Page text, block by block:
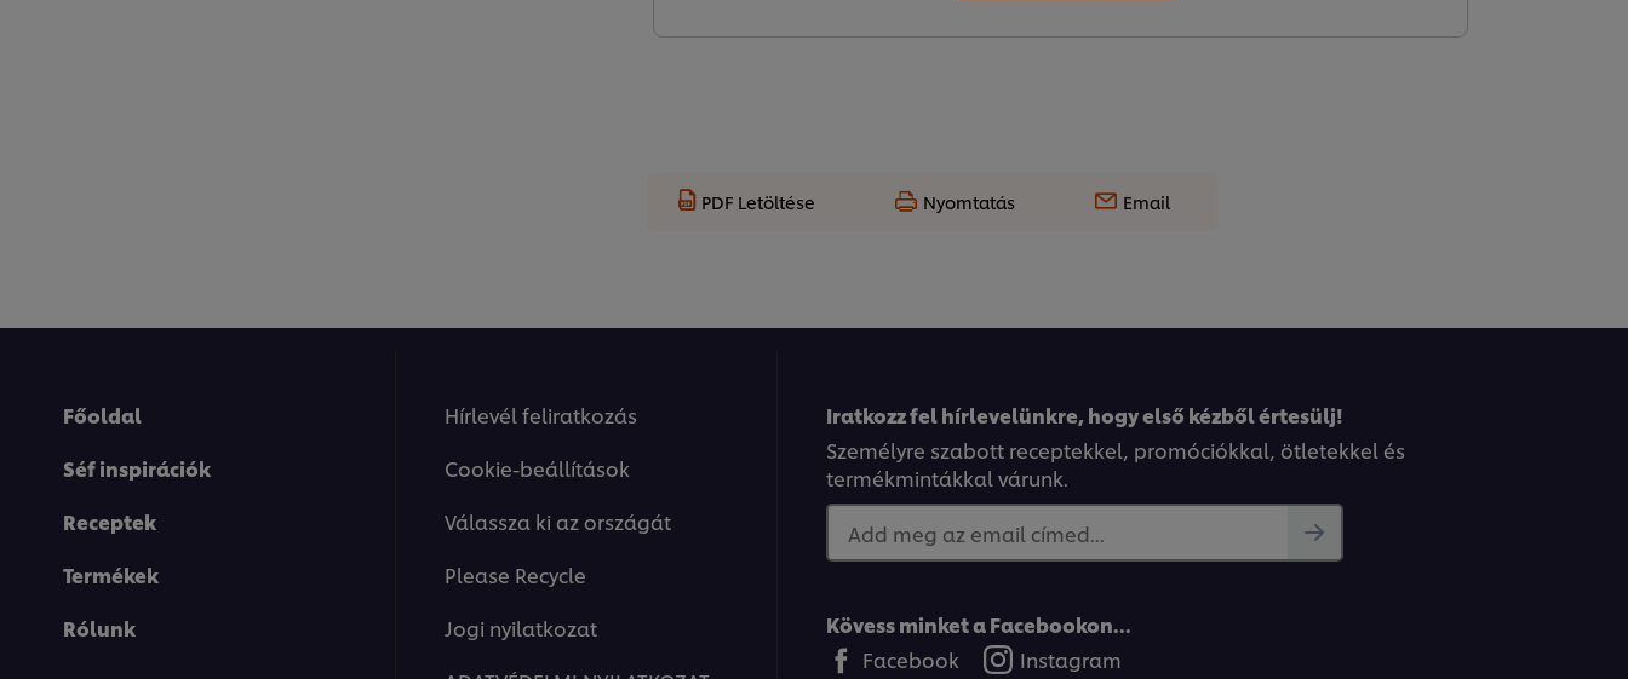
PDF Letöltése Nyomtatás Email
Főoldal
Séf inspirációk
Receptek
Termékek
Rólunk
Hírlevél feliratkozás
Cookie-beállítások
Válassza ki az országát
Please Recycle
Jogi nyilatkozat
Iratkozz fel hírlevelünkre, hogy első kézből értesülj!
Személyre szabott receptekkel, promóciókkal, ötletekkel és
termékmintákkal várunk.
Add meg az email címed...
Kövess minket a Facebookon...
Facebook
Instagram